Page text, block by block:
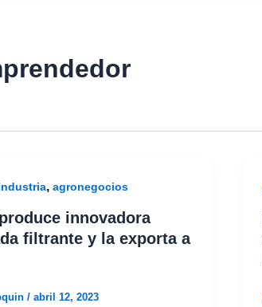
, agronegocios
innovadora
filtrante y la exporta a
/ abril 12, 2023